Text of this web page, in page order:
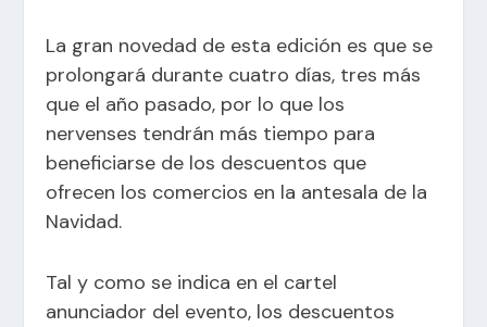
La gran novedad de esta edición es que se
prolongará durante cuatro días, tres más
que el año pasado, por lo que los
nervenses tendrán más tiempo para
beneficiarse de los descuentos que
ofrecen los comercios en la antesala de la
Navidad.
Tal y como se indica en el cartel
anunciador del evento, los descuentos